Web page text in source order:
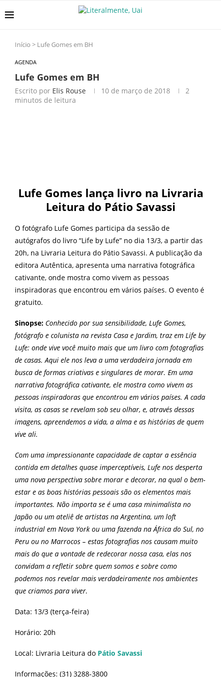
Início > Lufe Gomes em BH
AGENDA
Lufe Gomes em BH
Escrito por Elis Rouse 10 de março de 2018
2
minutos de leitura
Lufe Gomes lança livro na Livraria
Leitura do Pátio Savassi
O fotógrafo Lufe Gomes participa da sessão de
autógrafos do livro “Life by Lufe” no dia 13/3, a partir das
20h, na Livraria Leitura do Pátio Savassi. A publicação da
editora Autêntica, apresenta uma narrativa fotográfica
cativante, onde mostra como vivem as pessoas
inspiradoras que encontrou em vários países. O evento é
gratuito.
Sinopse: Conhecido por sua sensibilidade, Lufe Gomes,
fotógrafo e colunista na revista Casa e Jardim, traz em Life by
Lufe: onde vive você muito mais que um livro com fotografias
de casas. Aqui ele nos leva a uma verdadeira jornada em
busca de formas criativas e singulares de morar. Em uma
narrativa fotográfica cativante, ele mostra como vivem as
pessoas inspiradoras que encontrou em vários países. A cada
visita, as casas se revelam sob seu olhar, e, através dessas
imagens, apreendemos a vida, a alma e as histórias de quem
vive ali.
Com uma impressionante capacidade de captar a essência
contida em detalhes quase imperceptíveis, Lufe nos desperta
uma nova perspectiva sobre morar e decorar, na qual o bem-
estar e as boas histórias pessoais são os elementos mais
importantes. Não importa se é uma casa minimalista no
Japão ou um ateliê de artistas na Argentina, um loft
industrial em Nova York ou uma fazenda na África do Sul, no
Peru ou no Marrocos – estas fotografias nos causam muito
mais do que a vontade de redecorar nossa casa, elas nos
convidam a refletir sobre quem somos e sobre como
podemos nos revelar mais verdadeiramente nos ambientes
que criamos para viver.
Data: 13/3 (terça-feira)
Horário: 20h
Local: Livraria Leitura do Pátio Savassi
Informações: (31) 3288-3800